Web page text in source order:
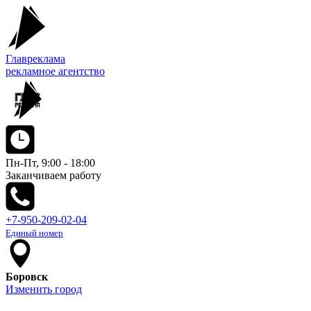
Главреклама
рекламное агентство
Пн-Пт, 9:00 - 18:00
Заканчиваем работу
+7-950-209-02-04
Единый номер
Боровск
Изменить город